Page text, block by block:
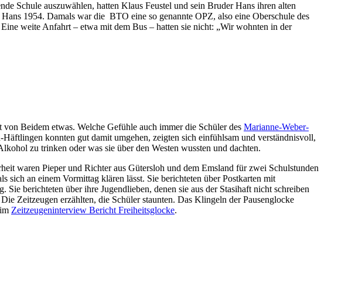
Schule auszuwählen, hatten Klaus Feustel und sein Bruder Hans ihren alten
1954. Damals war die BTO eine so genannte OPZ, also eine Oberschule des
weite Anfahrt – etwa mit dem Bus – hatten sie nicht: „Wir wohnten in der
Beidem etwas. Welche Gefühle auch immer die Schüler des Marianne-Weber-
konnten gut damit umgehen, zeigten sich einfühlsam und verständnisvoll,
zu trinken oder was sie über den Westen wussten und dachten.
waren Pieper und Richter aus Gütersloh und dem Emsland für zwei Schulstunden
sich an einem Vormittag klären lässt. Sie berichteten über Postkarten mit
berichteten über ihre Jugendlieben, denen sie aus der Stasihaft nicht schreiben
Zeitzeugen erzählten, die Schüler staunten. Das Klingeln der Pausenglocke
Zeitzeugeninterview Bericht Freiheitsglocke.